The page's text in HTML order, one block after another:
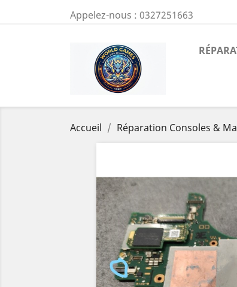
Appelez-nous : 0327251663
Accueil Réparation Consoles &